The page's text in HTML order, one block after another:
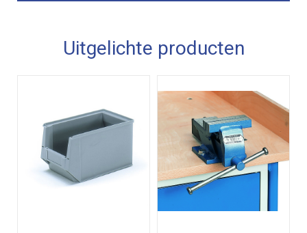
Uitgelichte producten